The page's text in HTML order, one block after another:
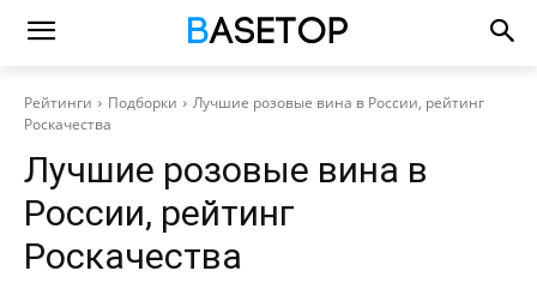
Рейтинги Подборки
Лучшие розовые вина в России, рейтинг
Роскачества
Лучшие розовые вина в
России, рейтинг
Роскачества